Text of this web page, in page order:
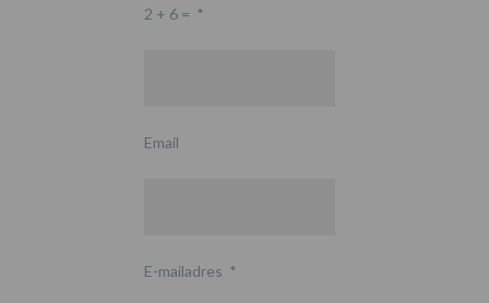
2 + 6 = *
Email
E-mailadres *